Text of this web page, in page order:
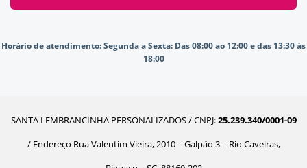
Horário de atendimento:Segunda a Sexta: Das 08:00 ao 12:00 e das 13:30 às
18:00
SANTA LEMBRANCINHA PERSONALIZADOS / CNPJ:25.239.340/0001-09
/ Endereço Rua Valentim Vieira, 2010 – Galpão 3 – Rio Caveiras,